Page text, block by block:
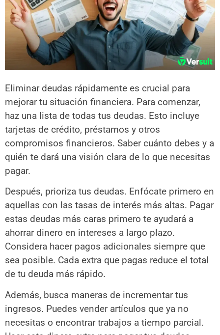
Eliminar deudas rápidamente es crucial para
mejorar tu situación financiera. Para comenzar,
haz una lista de todas tus deudas. Esto incluye
tarjetas de crédito, préstamos y otros
compromisos financieros. Saber cuánto debes y a
quién te dará una visión clara de lo que necesitas
pagar.
Después, prioriza tus deudas. Enfócate primero en
aquellas con las tasas de interés más altas. Pagar
estas deudas más caras primero te ayudará a
ahorrar dinero en intereses a largo plazo.
Considera hacer pagos adicionales siempre que
sea posible. Cada extra que pagas reduce el total
de tu deuda más rápido.
Además, busca maneras de incrementar tus
ingresos. Puedes vender artículos que ya no
necesitas o encontrar trabajos a tiempo parcial.